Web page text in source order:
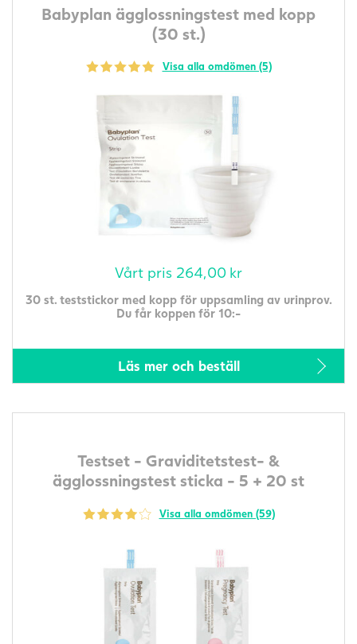
Babyplan ägglossningstest med kopp
(30 st.)
Visa alla omdömen (5)
Vårt pris 264,00 kr
30 st. teststickor med kopp för uppsamling av urinprov.
Du får koppen för 10:-
Läs mer och beställ
Testset - Graviditetstest- &
ägglossningstest sticka - 5 + 20 st
Visa alla omdömen (59)